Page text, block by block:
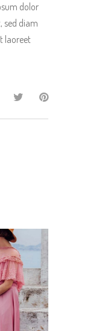
dolor
sed diam
laoreet